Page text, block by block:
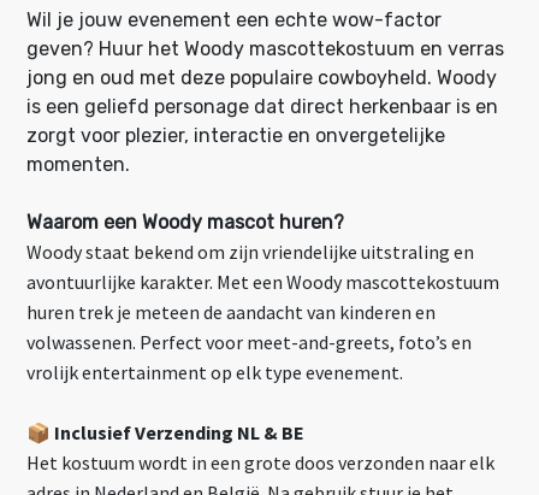
Wil je jouw evenement een echte wow-factor
geven? Huur het Woody mascottekostuum en verras
jong en oud met deze populaire cowboyheld. Woody
is een geliefd personage dat direct herkenbaar is en
zorgt voor plezier, interactie en onvergetelijke
momenten.
Waarom een Woody mascot huren?
Woody staat bekend om zijn vriendelijke uitstraling en
avontuurlijke karakter. Met een Woody mascottekostuum
huren trek je meteen de aandacht van kinderen en
volwassenen. Perfect voor meet-and-greets, foto’s en
vrolijk entertainment op elk type evenement.
📦 Inclusief Verzending NL & BE
Het kostuum wordt in een grote doos verzonden naar elk